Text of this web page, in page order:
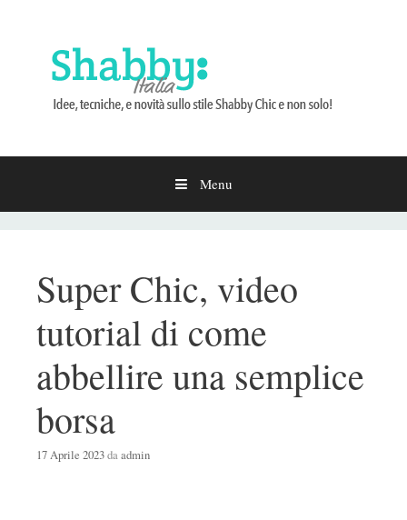
Menu
Super Chic, video
tutorial di come
abbellire una semplice
borsa
17 Aprile 2023daadmin